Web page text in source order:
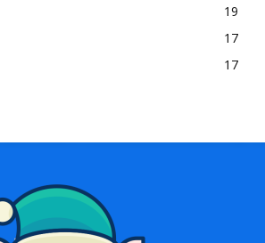
19
17
17